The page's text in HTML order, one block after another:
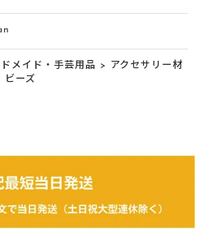
メイド・手芸用品 >
アクセサリー材
ビーズ